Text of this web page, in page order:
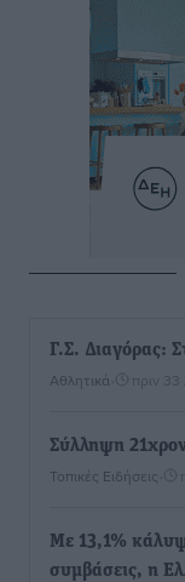
Γ.Σ. Διαγόρας:
Αθλητικά πριν 33
Σύλληψη
Τοπικές Ειδήσεις
Με 13,1%
συμβάσεις, η